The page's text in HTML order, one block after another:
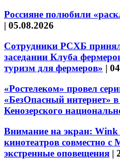
Россияне полюбили
| 05.08.2026
Сотрудники РСХБ
заседании Клуба
туризм для фермеров» |
«Ростелеком» провел
«БезОпасный интернет»
Кенозерского
Внимание на экран:
кинотеатров совместно
экстренные оповещения |